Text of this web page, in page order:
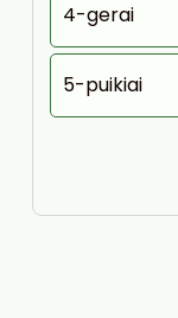
4-gerai
5-puikiai